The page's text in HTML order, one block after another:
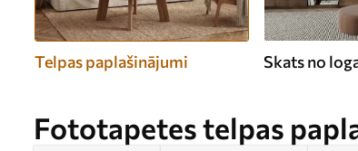
Telpas paplašinājumi Skats no
Fototapetes telpas